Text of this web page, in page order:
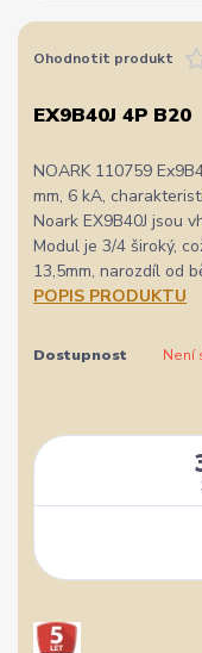
Ohodnotit produkt
EX9B40J 4P B20
NOARK 110759
mm, 6 kA,
Noark EX9B40J jsou
Modul je 3/4 široký,
13,5mm, narozdíl od
POPIS PRODUKTU
Dostupnost Není